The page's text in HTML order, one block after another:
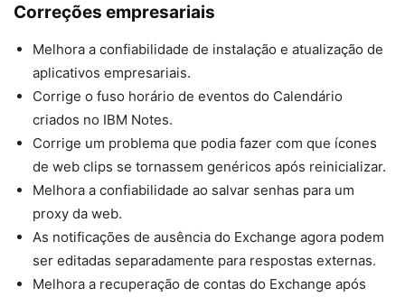
Correções empresariais
Melhora a confiabilidade de instalação e atualização de
aplicativos empresariais.
Corrige o fuso horário de eventos do Calendário
criados no IBM Notes.
Corrige um problema que podia fazer com que ícones
de web clips se tornassem genéricos após reinicializar.
Melhora a confiabilidade ao salvar senhas para um
proxy da web.
As notificações de ausência do Exchange agora podem
ser editadas separadamente para respostas externas.
Melhora a recuperação de contas do Exchange após